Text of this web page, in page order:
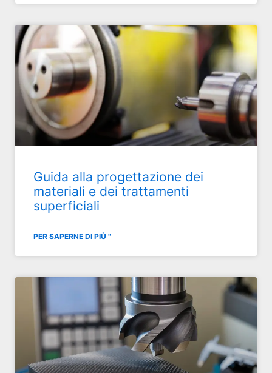
Guida alla progettazione dei
materiali e dei trattamenti
superficiali
PER SAPERNE DI PIÙ "